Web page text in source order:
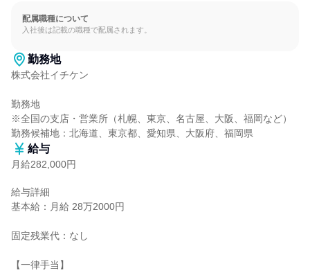
配属職種について
入社後は記載の職種で配属されます。
勤務地
株式会社イチケン
勤務地
※全国の支店・営業所（札幌、東京、名古屋、大阪、福岡など）
勤務候補地：北海道、東京都、愛知県、大阪府、福岡県
給与
月給282,000円
給与詳細
基本給：月給 28万2000円
固定残業代：なし
【一律手当】